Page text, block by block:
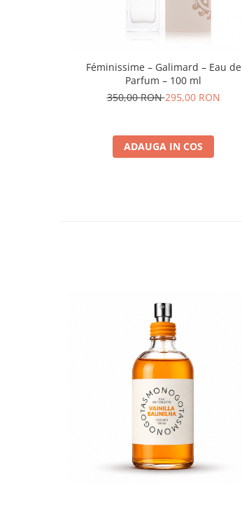
Féminissime – Galimard – Eau de
Parfum – 100 ml
350,00 RON295,00 RON
ADAUGA IN COS